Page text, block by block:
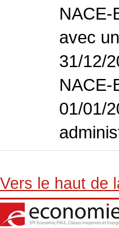
NACE-
avec
31/12/
NACE-
01/01/
Vers le haut de